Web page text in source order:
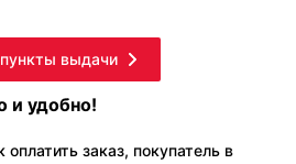
выдачи
и удобно!
заказ, покупатель в